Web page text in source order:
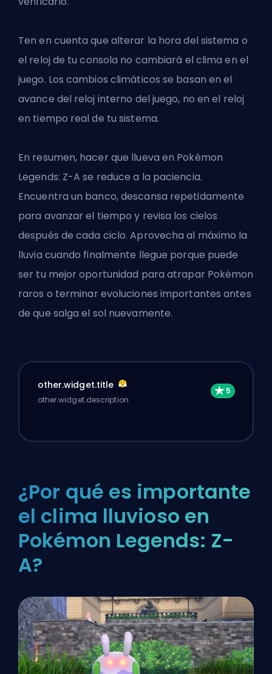
Ten en cuenta que alterar la hora del sistema o
el reloj de tu consola no cambiará el clima en el
juego. Los cambios climáticos se basan en el
avance del reloj interno del juego, no en el reloj
en tiempo real de tu sistema.
En resumen, hacer que llueva en Pokémon
Legends: Z-A se reduce a la paciencia.
Encuentra un banco, descansa repetidamente
para avanzar el tiempo y revisa los cielos
después de cada ciclo. Aprovecha al máximo la
lluvia cuando finalmente llegue porque puede
ser tu mejor oportunidad paraatrapar Pokémon
raros o terminar evoluciones importantes antes
de que salga el sol nuevamente.
other.widget.title
other.widget.description
¿Por qué es importante
el clima lluvioso en
Pokémon Legends: Z-
A?